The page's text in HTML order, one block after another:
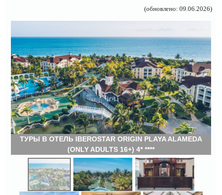
(обновлено: 09.06.2026)
ТУРЫ В ОТЕЛЬ IBEROSTAR ORIGIN PLAYA ALAMEDA
(ONLY ADULTS 16+) 4* ****